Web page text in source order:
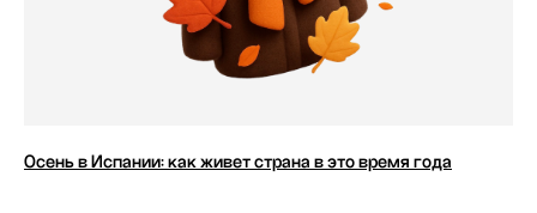
Осень в Испании: как живет страна в это время года